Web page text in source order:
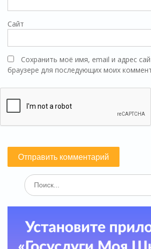
Сайт
Сохранить моё имя, email и адрес
браузере для последующих моих
Поиск
по: